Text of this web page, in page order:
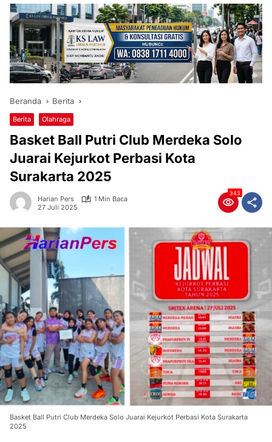
Beranda Berita
Berita Olahraga
Basket Ball Putri Club Merdeka Solo
Juarai Kejurkot Perbasi Kota
Surakarta 2025
Harian Pers
1 Min Baca
27 Juli 2025
343
Basket Ball Putri Club Merdeka Solo Juarai Kejurkot Perbasi Kota Surakarta
2025